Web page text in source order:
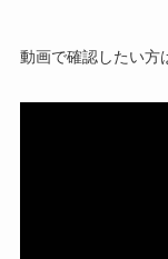
動画で確認したい方